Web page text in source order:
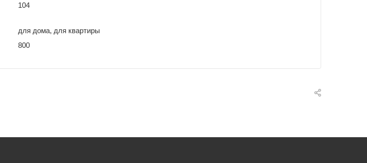
104
для дома, для квартиры
800